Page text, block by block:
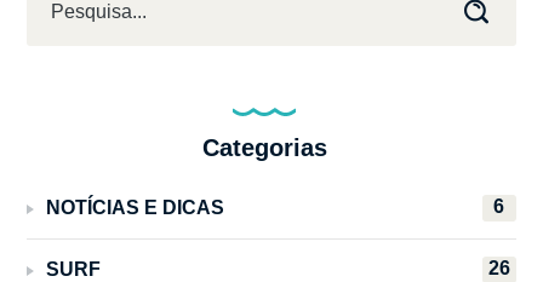
Categorias
NOTÍCIAS E DICAS 6
SURF 26